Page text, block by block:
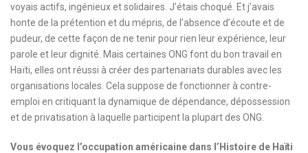
voyais actifs, ingénieux et solidaires. J’étais choqué. Et j’avais
honte de la prétention et du mépris, de l’absence d’écoute et de
pudeur, de cette façon de ne tenir pour rien leur expérience, leur
parole et leur dignité. Mais certaines ONG font du bon travail en
Haïti, elles ont réussi à créer des partenariats durables avec les
organisations locales. Cela suppose de fonctionner à contre-
emploi en critiquant la dynamique de dépendance, dépossession
et de privatisation à laquelle participent la plupart des ONG.
Vous évoquez l’occupation américaine dans l’Histoire de Haïti